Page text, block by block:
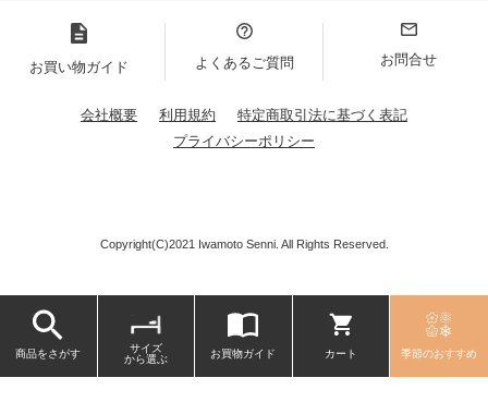
お買い物ガイド よくあるご質問 お問合せ
会社概要 利用規約
特定商取引法に基づく表記
プライバシーポリシー
Copyright(C)2021 Iwamoto Senni. All Rights Reserved.
商品をさがす
サイズ
から選ぶ
お買物ガイド カート 季節のおすすめ